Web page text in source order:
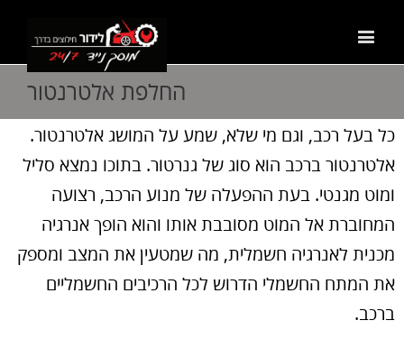
החלפת אלטרנטור
כל בעל רכב, וגם מי שלא, שמע על המושג אלטרנטור.
אלטרנטור ברכב הוא סוג של גנרטור. בתוכו נמצא סליל
ומוט מגנטי. בעת ההפעלה של מנוע הרכב, רצועה
המחוברת אל המוט מסובבת אותו והוא הופך אנרגיה
מכנית לאנרגיה חשמלית, מה שמטעין את המצב ומספק
את המתח החשמלי הדרוש לכל הרכיבים החשמליים
ברכב.